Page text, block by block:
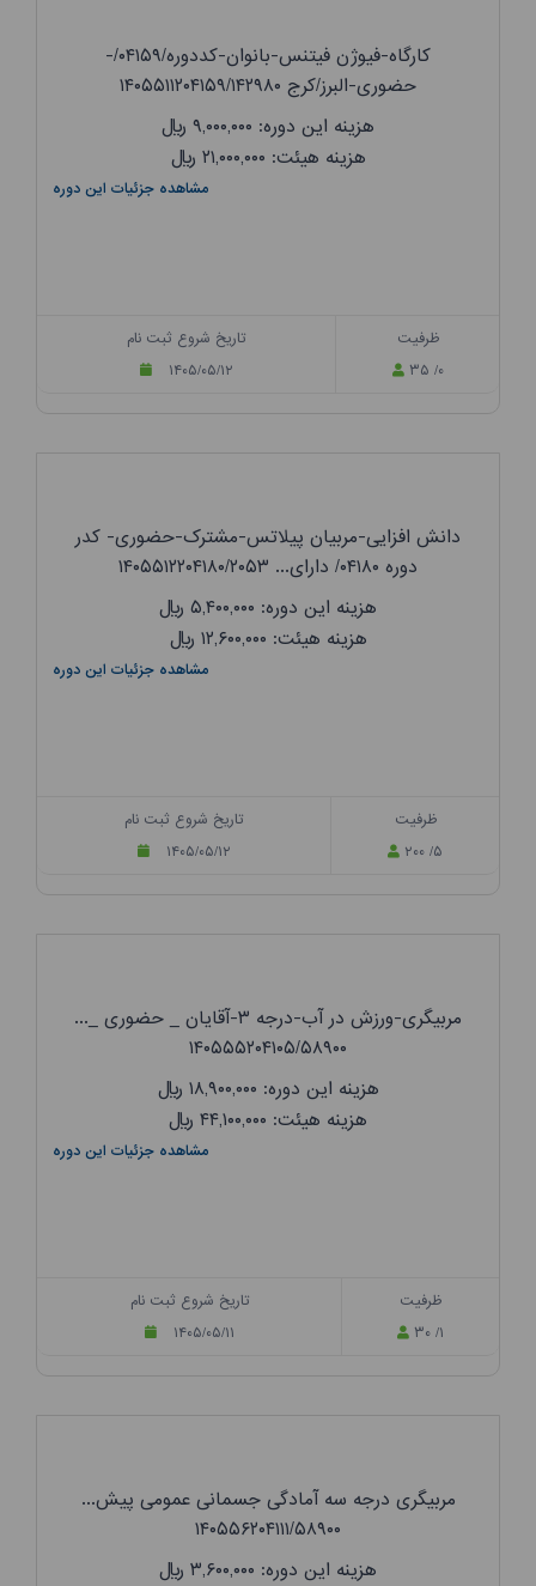
کارگاه-فیوژن فیتنس-بانوان-کددوره/۰۴۱۵۹/-
حضوری-البرز/کرج ۱۴۰۵۵۱۱۲۰۴۱۵۹/۱۴۲۹۸۰
هزینه این دوره: ۹,۰۰۰,۰۰۰
ریال
هزینه هیئت: ۲۱,۰۰۰,۰۰۰
ریال
مشاهده جزئیات این دوره
تاریخ شروع ثبت نام
۱۴۰۵/۰۵/۱۲
ظرفیت
۳۵ /۰
دانش افزایی-مربیان پیلاتس-مشترک-حضوری- کدر
دوره ۰۴۱۸۰/ دارای... ۱۴۰۵۵۱۲۲۰۴۱۸۰/۲۰۵۳
هزینه این دوره: ۵,۴۰۰,۰۰۰
ریال
هزینه هیئت: ۱۲,۶۰۰,۰۰۰
ریال
مشاهده جزئیات این دوره
تاریخ شروع ثبت نام
۱۴۰۵/۰۵/۱۲
ظرفیت
۲۰۰ /۵
مربیگری-ورزش در آب-درجه ۳-آقایان _ حضوری _...
۱۴۰۵۵۵۲۰۴۱۰۵/۵۸۹۰۰
هزینه این دوره: ۱۸,۹۰۰,۰۰۰
ریال
هزینه هیئت: ۴۴,۱۰۰,۰۰۰
ریال
مشاهده جزئیات این دوره
تاریخ شروع ثبت نام
۱۴۰۵/۰۵/۱۱
ظرفیت
۳۰ /۱
مربیگری درجه سه آمادگی جسمانی عمومی پیش...
۱۴۰۵۵۶۲۰۴۱۱۱/۵۸۹۰۰
هزینه این دوره: ۳,۶۰۰,۰۰۰
ریال